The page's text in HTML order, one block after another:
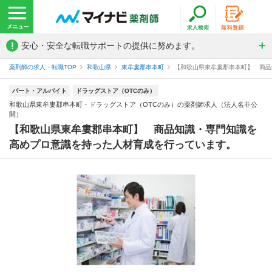
! 安心・安全な転職サポートの提供に努めます。
薬剤師の求人・転職TOP 和歌山県 東牟婁郡串本町 【和歌山県東牟婁郡串本町】 商
パート・アルバイト ドラッグストア（OTCのみ）
和歌山県東牟婁郡串本町・ドラッグストア（OTCのみ）の薬剤師求人（法人名非公
開）
【和歌山県東牟婁郡串本町】 商品知識・専門知識を
高めプロ意識を持った人材育成を行っています。